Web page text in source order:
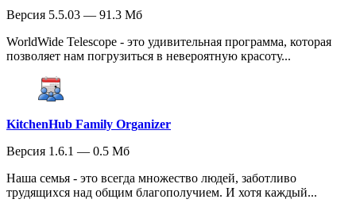
Версия 5.5.03 — 91.3 Мб
WorldWide Telescope - это удивительная программа, которая
позволяет нам погрузиться в невероятную красоту...
KitchenHub Family Organizer
Версия 1.6.1 — 0.5 Мб
Наша семья - это всегда множество людей, заботливо
трудящихся над общим благополучием. И хотя каждый...